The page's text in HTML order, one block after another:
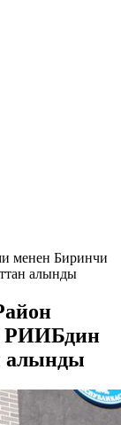
менен Биринчи
алынды
РИИБдин
алынды